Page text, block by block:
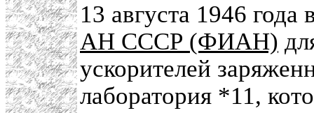
13 августа 1946 года
АН СССР (ФИАН)
ускорителей
лаборатория *11,